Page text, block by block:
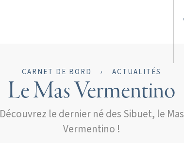
CARNET DE BORD › ACTUALITÉS
Le Mas Vermentino
Découvrez le dernier né des Sibuet, le Mas
Vermentino !